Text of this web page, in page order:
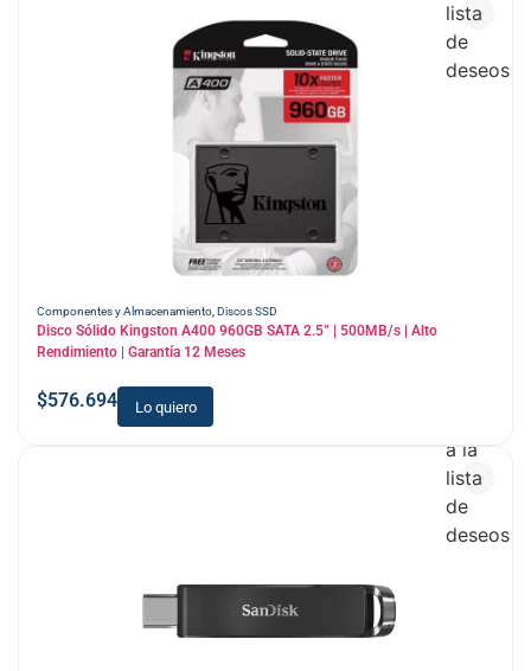
Componentes y Almacenamiento, Discos SSD
Disco Sólido Kingston A400 960GB SATA 2.5” | 500MB/s | Alto
Rendimiento | Garantía 12 Meses
$576.694 Lo quiero
lista
de
deseos
a la
lista
de
deseos